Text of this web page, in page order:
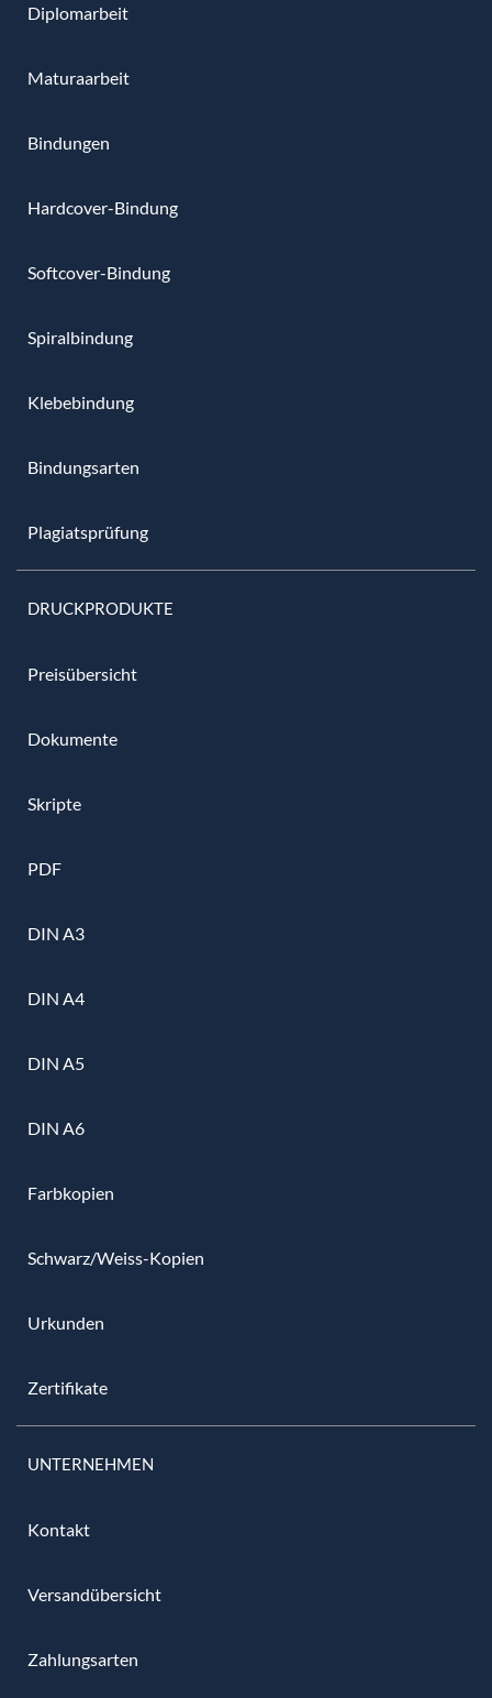
Diplomarbeit
Maturaarbeit
Bindungen
Hardcover-Bindung
Softcover-Bindung
Spiralbindung
Klebebindung
Bindungsarten
Plagiatsprüfung
DRUCKPRODUKTE
Preisübersicht
Dokumente
Skripte
PDF
DIN A3
DIN A4
DIN A5
DIN A6
Farbkopien
Schwarz/Weiss-Kopien
Urkunden
Zertifikate
UNTERNEHMEN
Kontakt
Versandübersicht
Zahlungsarten